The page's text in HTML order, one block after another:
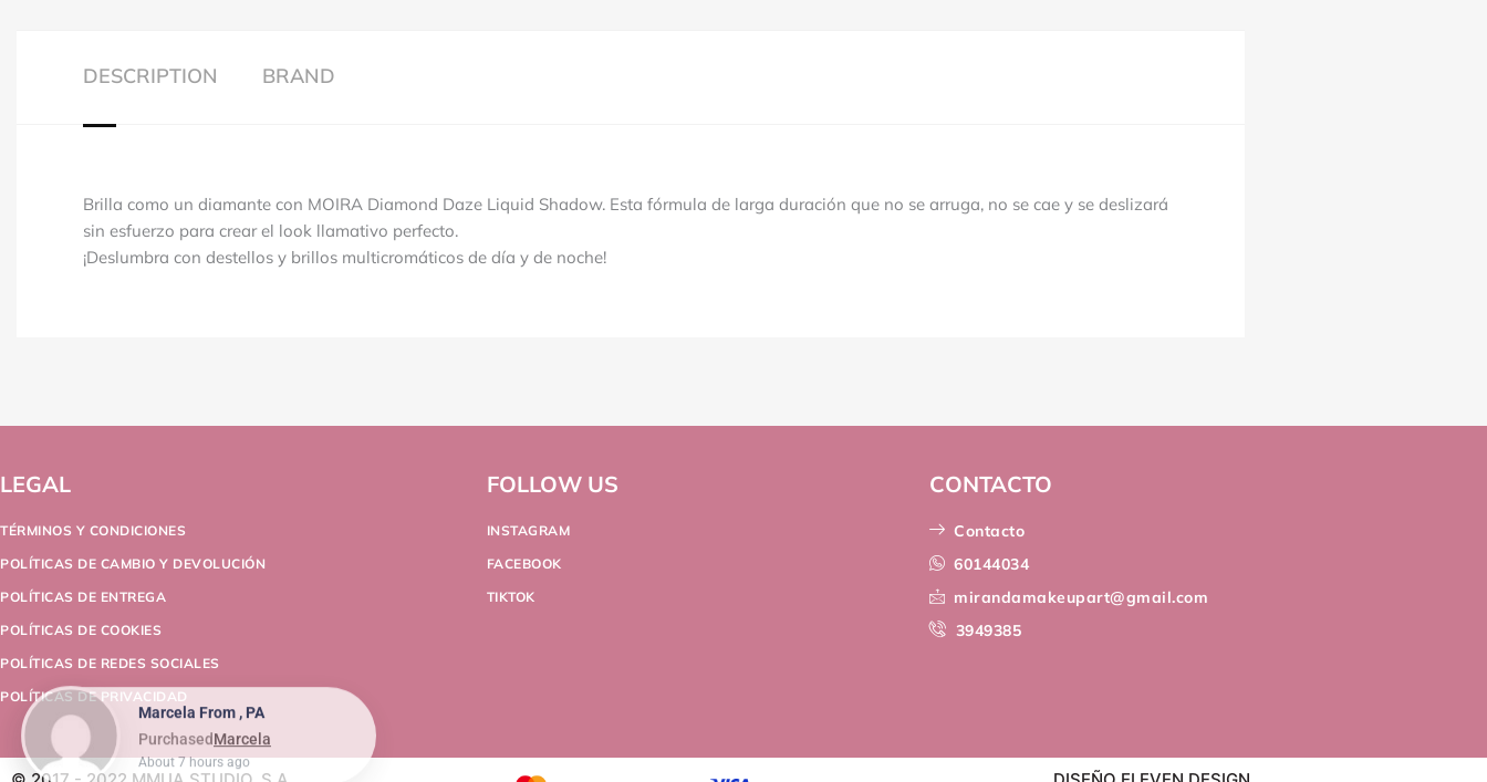
DESCRIPTION BRAND
Brilla como un diamante con MOIRA Diamond Daze Liquid Shadow. Esta fórmula de larga duración que no se arruga, no se cae y se deslizará
sin esfuerzo para crear el look llamativo perfecto.
¡Deslumbra con destellos y brillos multicromáticos de día y de noche!
LEGAL
TÉRMINOS Y CONDICIONES
POLÍTICAS DE CAMBIO Y DEVOLUCIÓN
POLÍTICAS DE ENTREGA
POLÍTICAS DE COOKIES
POLÍTICAS DE REDES SOCIALES
POLÍTICAS DE PRIVACIDAD
FOLLOW US
INSTAGRAM
FACEBOOK
TIKTOK
CONTACTO
Contacto
60144034
mirandamakeupart@gmail.com
3949385
Marcela From , PA
PurchasedMarcela
About 7 hours ago